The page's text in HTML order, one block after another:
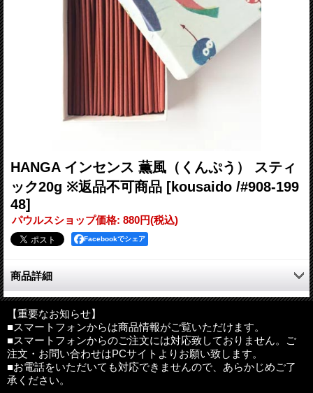
HANGA インセンス 薫風（くんぷう） スティ
ック20g ※返品不可商品 [kousaido /#908-199
48]
パウルスショップ価格: 880円(税込)
Facebookでシェア
商品詳細
ジャスミン、ピーチ、ラズベリー等を調合した爽やかでフルーテ
ィーな香り。
内容量：スティック20g入り(約90本入り)
サイズ：約80×62×23mm（外装）
燃焼時間：約15-17分(1本あたり)
【重要なお知らせ】
■スマートフォンからは商品情報がご覧いただけます。
■スマートフォンからのご注文には対応致しておりません。ご
注文・お問い合わせはPCサイトよりお願い致します。
■お電話をいただいても対応できませんので、あらかじめご了
承ください。